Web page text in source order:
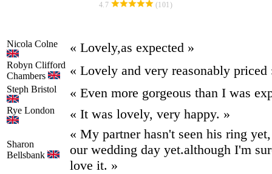
4.7
(101)
Nicola Colne « Lovely,as expected »
Robyn Clifford
Chambers
« Lovely and very reasonably priced
Steph Bristol « Even more gorgeous than I was
Rye London « It was lovely, very happy. »
Sharon
Bellsbank
« My partner hasn't seen his ring
our wedding day yet.although I'm
love it. »